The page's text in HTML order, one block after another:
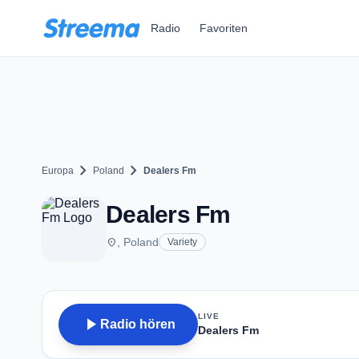
Radio Favoriten
Europa chevron_right Poland chevron_right Dealers Fm
Dealers Fm
place , Poland Variety
play_arrow Radio hören
LIVE
Dealers Fm